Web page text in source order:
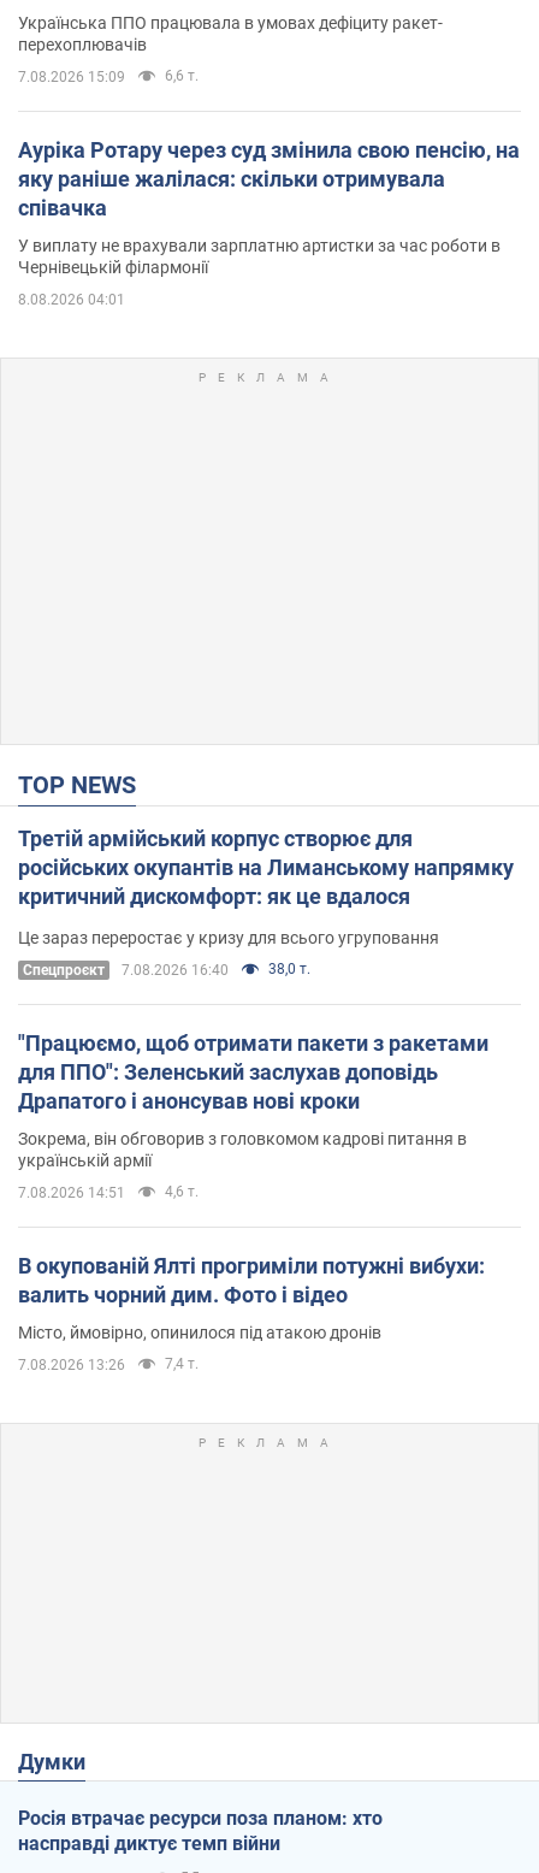
Українська ППО працювала в умовах дефіциту ракет-
перехоплювачів
7.08.2026 15:09 6,6 т.
Ауріка Ротару через суд змінила свою пенсію, на
яку раніше жалілася: скільки отримувала
співачка
У виплату не врахували зарплатню артистки за час роботи в
Чернівецькій філармонії
8.08.2026 04:01
TOP NEWS
Третій армійський корпус створює для
російських окупантів на Лиманському напрямку
критичний дискомфорт: як це вдалося
Це зараз переростає у кризу для всього угруповання
Cпецпроєкт 7.08.2026 16:40 38,0 т.
"Працюємо, щоб отримати пакети з ракетами
для ППО": Зеленський заслухав доповідь
Драпатого і анонсував нові кроки
Зокрема, він обговорив з головкомом кадрові питання в
українській армії
7.08.2026 14:51 4,6 т.
В окупованій Ялті прогриміли потужні вибухи:
валить чорний дим. Фото і відео
Місто, ймовірно, опинилося під атакою дронів
7.08.2026 13:26 7,4 т.
Думки
Росія втрачає ресурси поза планом: хто
насправді диктує темп війни